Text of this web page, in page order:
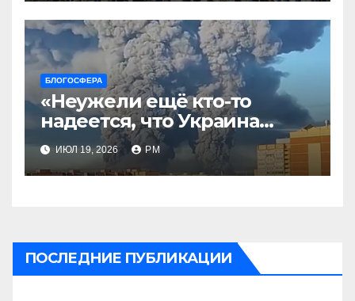
БЛОГОСФЕРА
«Неужели ещё кто-то
надеется, что Украина
будет действовать
непоследовательно?»
ИЮЛ 19, 2026 РМ
ПОСЛЕДНИЕ ПУБЛИКАЦИИ